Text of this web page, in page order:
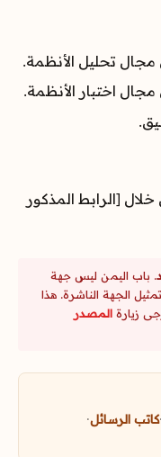
تحليل الأنظمة.
اختبار الأنظمة.
[الرابط المذكور
. باب اليمن ليس جهة
الجهة الناشرة. هذا
زيارة المصدر
كاتب الرسائل·